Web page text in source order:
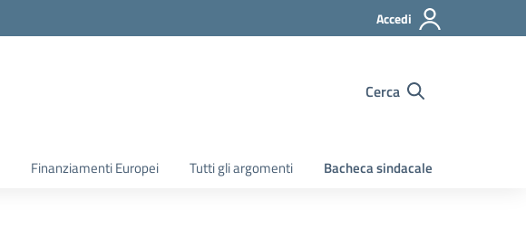
Accedi
Cerca
Finanziamenti Europei Tutti gli argomenti Bacheca sindacale